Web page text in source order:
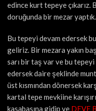
edince kurt tepeye çıkarız.
doruğunda bir mezar yaptık.
Bu tepeyi devam edersek
geliriz. Bir mezara yakın
sarı bir taş var ve bu
edersek daire şeklinde
üst kısmından dönersek
kartal tepe mevkiine
kasabasına gidip ve DEVE